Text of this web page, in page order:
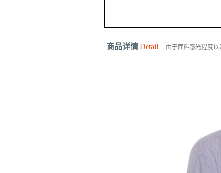
商品详情Detail 由于面料感光程度